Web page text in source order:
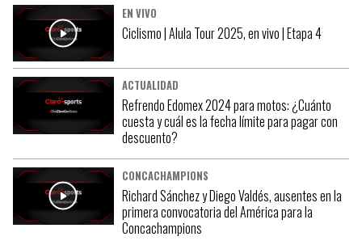
EN VIVO
Ciclismo | Alula Tour 2025, en vivo | Etapa 4
ACTUALIDAD
Refrendo Edomex 2024 para motos: ¿Cuánto
cuesta y cuál es la fecha límite para pagar con
descuento?
CONCACHAMPIONS
Richard Sánchez y Diego Valdés, ausentes en la
primera convocatoria del América para la
Concachampions